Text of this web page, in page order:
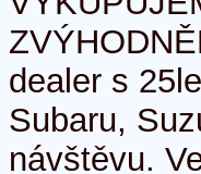
dealer s
Subaru,
návštěvu.